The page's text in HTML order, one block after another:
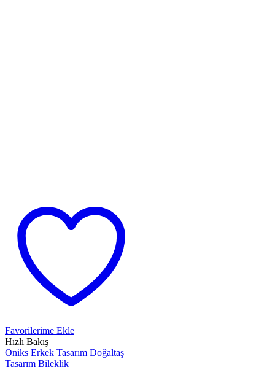
Favorilerime Ekle
Hızlı Bakış
Oniks Erkek Tasarım Doğaltaş
Tasarım Bileklik